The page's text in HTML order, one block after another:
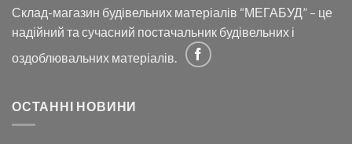
Склад-магазин будівельних матеріалів “МЕГАБУД” – це
надійний та сучасний постачальник будівельних і
оздоблювальних матеріалів.
ОСТАННІ НОВИНИ